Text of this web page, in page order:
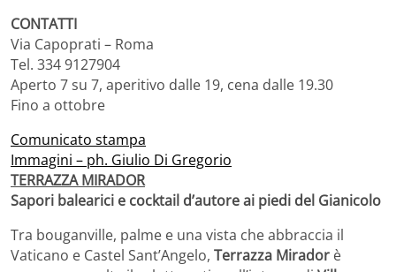
CONTATTI
Via Capoprati – Roma
Tel. 334 9127904
Aperto 7 su 7, aperitivo dalle 19, cena dalle 19.30
Fino a ottobre
Comunicato stampa
Immagini – ph. Giulio Di Gregorio
TERRAZZA MIRADOR
Sapori balearici e cocktail d’autore ai piedi del Gianicolo
Tra bouganville, palme e una vista che abbraccia il
Vaticano e Castel Sant’Angelo, Terrazza Mirador è